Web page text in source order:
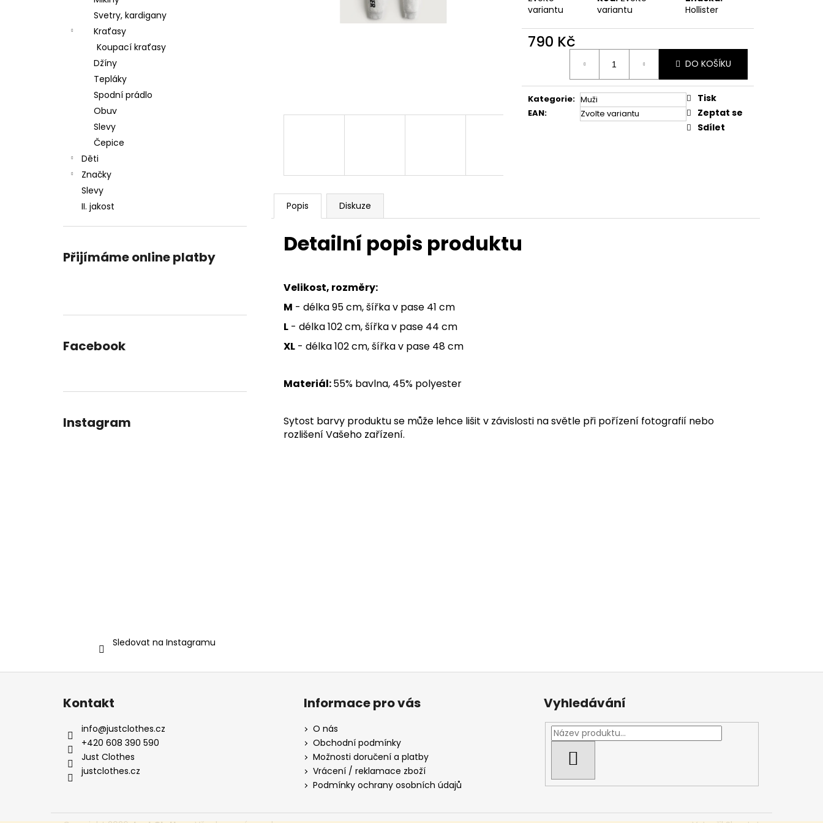
Svetry, kardigany
Kraťasy
Koupací kraťasy
Džíny
Tepláky
Spodní prádlo
Obuv
Slevy
Čepice
Děti
Značky
Slevy
II. jakost
Přijímáme online platby
Facebook
Instagram
Sledovat na Instagramu
variantu
variantu
Hollister
790 Kč
DO KOŠÍKU
Kategorie: Muži
EAN: Zvolte variantu
Tisk
Zeptat se
Sdílet
Popis Diskuze
Detailní popis produktu
Velikost, rozměry:
M - délka 95 cm, šířka v pase 41 cm
L - délka 102 cm, šířka v pase 44 cm
XL - délka 102 cm, šířka v pase 48 cm
Materiál:55% bavlna, 45% polyester
Sytost barvy produktu se může lehce lišit v závislosti na světle při pořízení fotografií nebo
rozlišení Vašeho zařízení.
Z
Kontakt
info@justclothes.cz
+420 608 390 590
Just Clothes
justclothes.cz
Informace pro vás
O nás
Obchodní podmínky
Možnosti doručení a platby
Vrácení / reklamace zboží
Podmínky ochrany osobních údajů
Vyhledávání